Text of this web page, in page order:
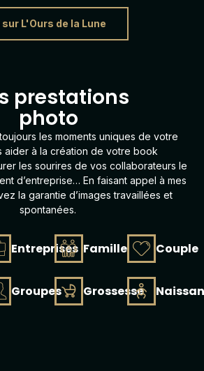
L'Ours de la Lune
prestations
photo
les moments uniques de votre
aider à la création de votre book
les sourires de vos collaborateurs le
d’entreprise… En faisant appel à mes
la garantie d’images travaillées et
spontanées.
Entreprises Famille Couple
Groupes Grossesse